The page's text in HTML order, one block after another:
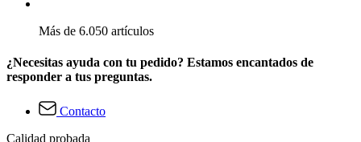
Más de 6.050 artículos
¿Necesitas ayuda con tu pedido? Estamos encantados de
responder a tus preguntas.
Contacto
Calidad probada